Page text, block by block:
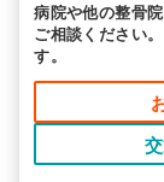
病院や他の整骨
ご相談ください
す。